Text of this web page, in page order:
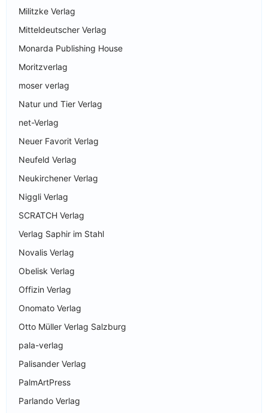
Militzke Verlag
Mitteldeutscher Verlag
Monarda Publishing House
Moritzverlag
moser verlag
Natur und Tier Verlag
net-Verlag
Neuer Favorit Verlag
Neufeld Verlag
Neukirchener Verlag
Niggli Verlag
SCRATCH Verlag
Verlag Saphir im Stahl
Novalis Verlag
Obelisk Verlag
Offizin Verlag
Onomato Verlag
Otto Müller Verlag Salzburg
pala-verlag
Palisander Verlag
PalmArtPress
Parlando Verlag